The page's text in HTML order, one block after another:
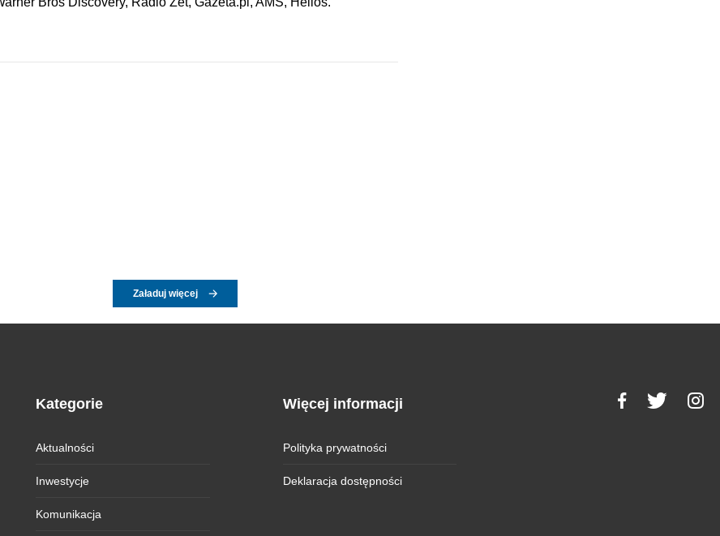
Załaduj więcej
Kategorie
Aktualności
Inwestycje
Komunikacja
Więcej informacji
Polityka prywatności
Deklaracja dostępności